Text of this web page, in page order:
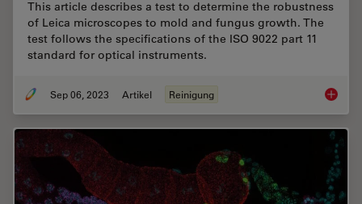
This article describes a test to determine the robustness
of Leica microscopes to mold and fungus growth. The
test follows the specifications of the ISO 9022 part 11
standard for optical instruments.
Sep 06, 2023 Artikel Reinigung ISO